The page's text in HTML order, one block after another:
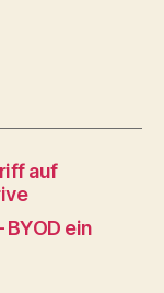
auf
ein